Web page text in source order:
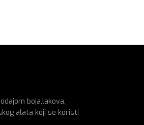
boja,lakova,
alata koji se koristi